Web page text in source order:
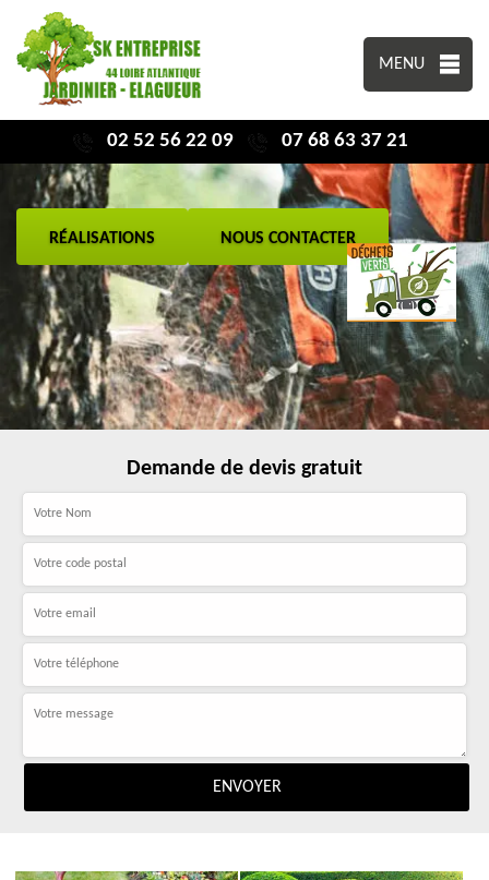
MENU
02 52 56 22 09 07 68 63 37 21
RÉALISATIONS NOUS CONTACTER
Demande de devis gratuit